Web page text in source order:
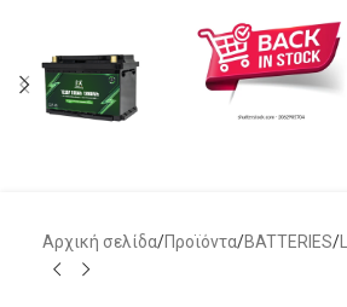
Αρχική σελίδα/Προϊόντα/BATTERIES/